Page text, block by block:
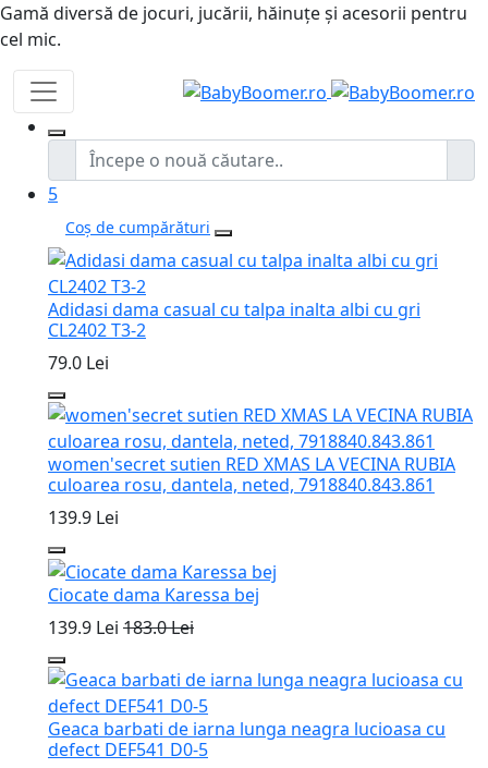
Gamă diversă de jocuri, jucării, hăinuțe și acesorii pentru
cel mic.
5
Coș de cumpărături
Adidasi dama casual cu talpa inalta albi cu gri
CL2402 T3-2
79.0 Lei
women'secret sutien RED XMAS LA VECINA RUBIA
culoarea rosu, dantela, neted, 7918840.843.861
139.9 Lei
Ciocate dama Karessa bej
139.9 Lei 183.0 Lei
Geaca barbati de iarna lunga neagra lucioasa cu
defect DEF541 D0-5